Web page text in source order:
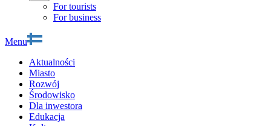
For tourists
For business
Menu
Aktualności
Miasto
Rozwój
Środowisko
Dla inwestora
Edukacja